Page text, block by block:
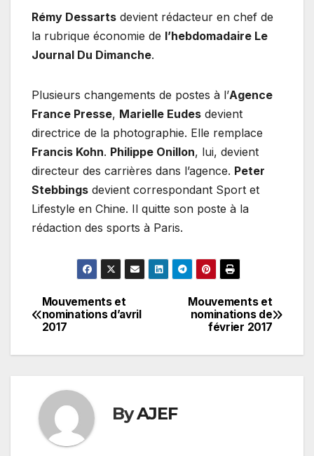
Rémy Dessarts devient rédacteur en chef de
la rubrique économie de l’hebdomadaire Le
Journal Du Dimanche.
Plusieurs changements de postes à l’Agence
France Presse, Marielle Eudes devient
directrice de la photographie. Elle remplace
Francis Kohn. Philippe Onillon, lui, devient
directeur des carrières dans l’agence. Peter
Stebbings devient correspondant Sport et
Lifestyle en Chine. Il quitte son poste à la
rédaction des sports à Paris.
Navigation
de
Mouvements et
nominations de
février 2017
Mouvements et
nominations d’avril
2017
ByAJEF